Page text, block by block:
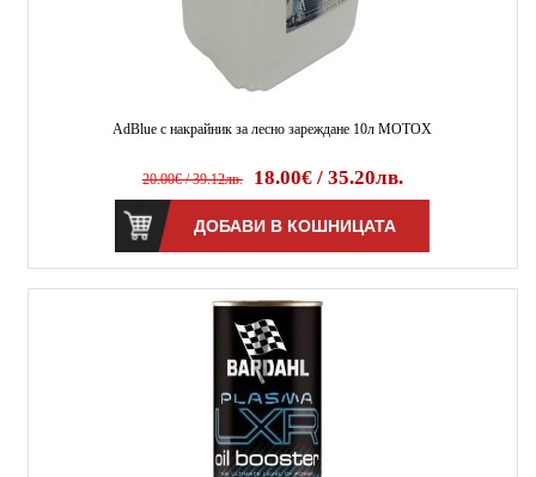
AdBlue с накрайник за лесно зареждане 10л MOTOX
20.00€ / 39.12лв. 18.00€ / 35.20лв.